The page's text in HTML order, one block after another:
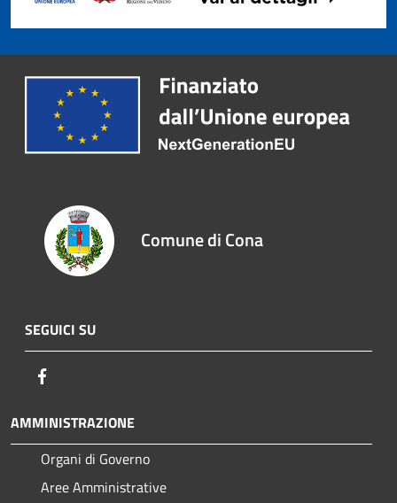
Comune di Cona
SEGUICI SU
AMMINISTRAZIONE
Organi di Governo
Aree Amministrative